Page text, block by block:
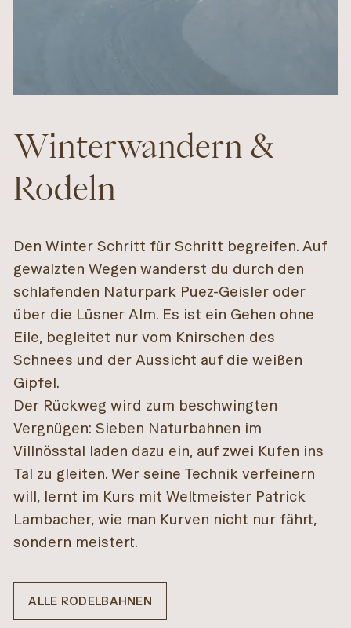
Winterwandern &
Rodeln
Den Winter Schritt für Schritt begreifen. Auf
gewalzten Wegen wanderst du durch den
schlafenden Naturpark Puez-Geisler oder
über die Lüsner Alm. Es ist ein Gehen ohne
Eile, begleitet nur vom Knirschen des
Schnees und der Aussicht auf die weißen
Gipfel.
Der Rückweg wird zum beschwingten
Vergnügen: Sieben Naturbahnen im
Villnösstal laden dazu ein, auf zwei Kufen ins
Tal zu gleiten. Wer seine Technik verfeinern
will, lernt im Kurs mit Weltmeister Patrick
Lambacher, wie man Kurven nicht nur fährt,
sondern meistert.
ALLE RODELBAHNEN